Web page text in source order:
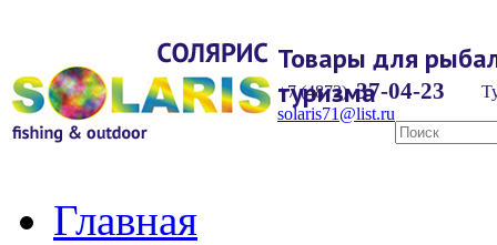
Товары для
туризма
+7 (4872) 37-04-23
solaris71@list.ru
Главная